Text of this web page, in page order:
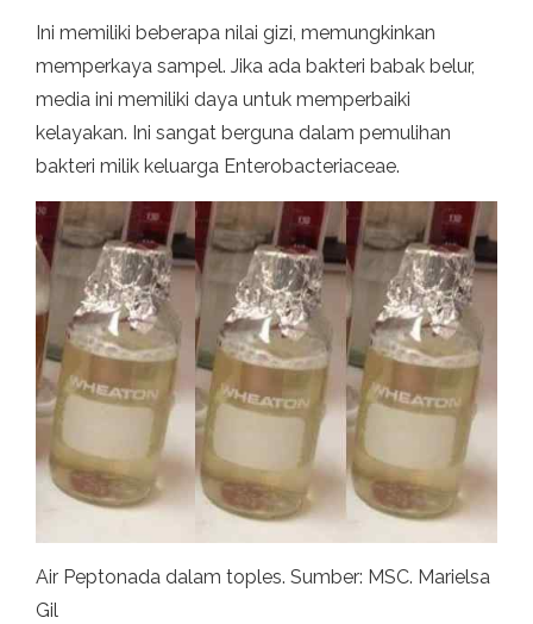
Ini memiliki beberapa nilai gizi, memungkinkan
memperkaya sampel. Jika ada bakteri babak belur,
media ini memiliki daya untuk memperbaiki
kelayakan. Ini sangat berguna dalam pemulihan
bakteri milik keluarga Enterobacteriaceae.
Air Peptonada dalam toples. Sumber: MSC. Marielsa
Gil